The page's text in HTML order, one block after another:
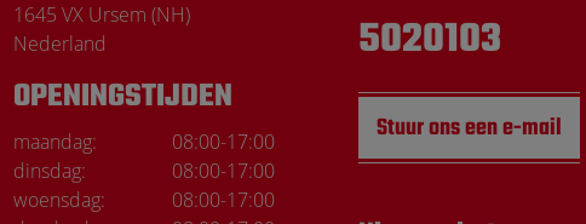
1645 VX Ursem (NH)
Nederland
OPENINGSTIJDEN
maandag: 08:00-17:00
dinsdag:
08:00-17:00
woensdag:
08:00-17:00
5020103
Stuur ons een e-mail